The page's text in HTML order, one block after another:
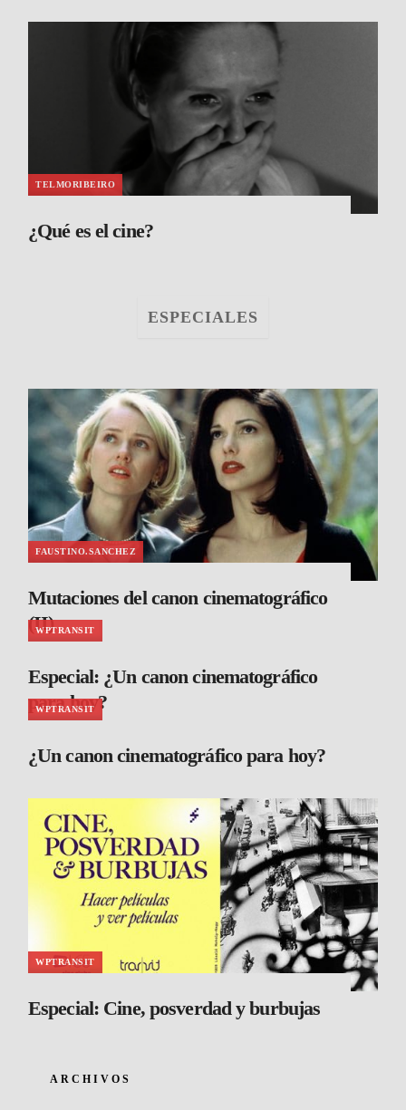
TELMORIBEIRO
¿Qué es el cine?
ESPECIALES
FAUSTINO.SANCHEZ
Mutaciones del canon cinematográfico
(II)
WPTRANSIT
Especial: ¿Un canon cinematográfico
para hoy?
WPTRANSIT
¿Un canon cinematográfico para hoy?
WPTRANSIT
Especial: Cine, posverdad y burbujas
ARCHIVOS